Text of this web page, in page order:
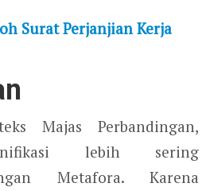
Surat Perjanjian Kerja
Majas Perbandingan,
lebih sering
Metafora. Karena